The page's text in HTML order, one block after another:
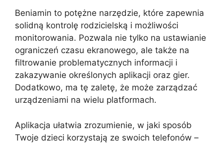
Beniamin to potężne narzędzie, które zapewnia
solidną kontrolę rodzicielską i możliwości
monitorowania. Pozwala nie tylko na ustawianie
ograniczeń czasu ekranowego, ale także na
filtrowanie problematycznych informacji i
zakazywanie określonych aplikacji oraz gier.
Dodatkowo, ma tę zaletę, że może zarządzać
urządzeniami na wielu platformach.
Aplikacja ułatwia zrozumienie, w jaki sposób
Twoje dzieci korzystają ze swoich telefonów –